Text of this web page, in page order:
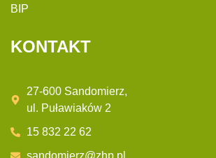
BIP
KONTAKT
27-600 Sandomierz,
ul. Puławiaków 2
15 832 22 62
sandomierz@zhp.pl